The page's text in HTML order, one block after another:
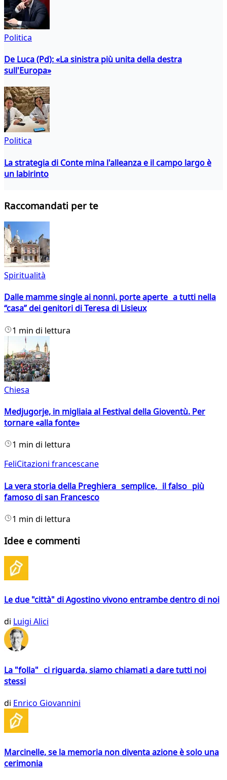
Politica
De Luca (Pd): «La sinistra più unita della destra
sull'Europa»
Politica
La strategia di Conte mina l'alleanza e il campo largo è
un labirinto
Raccomandati per te
Spiritualità
Dalle mamme single ai nonni, porte aperte a tutti nella
“casa” dei genitori di Teresa di Lisieux
1 min di lettura
Chiesa
Medjugorje, in migliaia al Festival della Gioventù. Per
tornare «alla fonte»
1 min di lettura
FeliCitazioni francescane
La vera storia della Preghiera semplice, il falso più
famoso di san Francesco
1 min di lettura
Idee e commenti
Le due "città" di Agostino vivono entrambe dentro di noi
di Luigi Alici
La "folla" ci riguarda, siamo chiamati a dare tutti noi
stessi
di Enrico Giovannini
Marcinelle, se la memoria non diventa azione è solo una
cerimonia